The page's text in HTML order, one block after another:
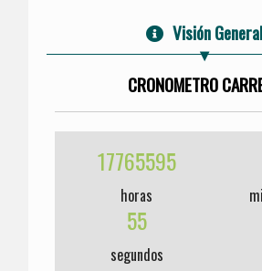
Visión General
CRONOMETRO
17765595
horas
55
segundos